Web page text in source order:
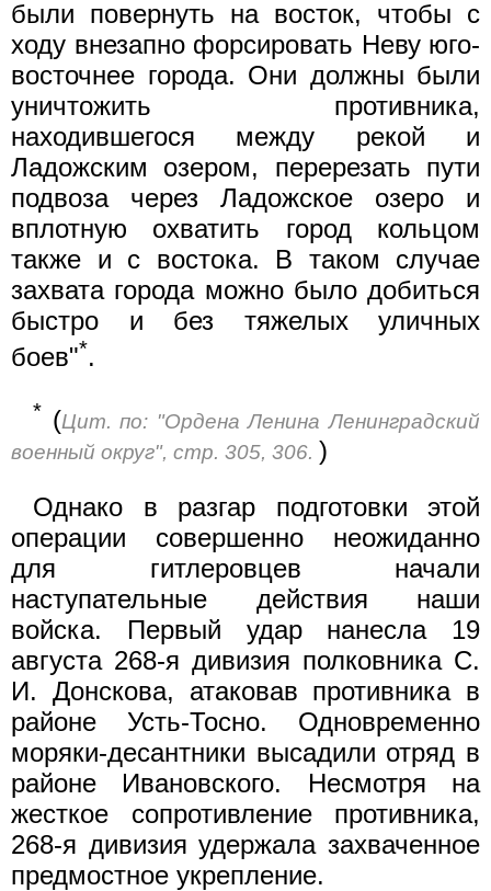
были повернуть на восток, чтобы с
ходу внезапно форсировать Неву юго-
восточнее города. Они должны были
уничтожить противника,
находившегося между рекой и
Ладожским озером, перерезать пути
подвоза через Ладожское озеро и
вплотную охватить город кольцом
также и с востока. В таком случае
захвата города можно было добиться
быстро и без тяжелых уличных
боев"*.
* (Цит. по: "Ордена Ленина Ленинградский
военный округ", стр. 305, 306. )
Однако в разгар подготовки этой
операции совершенно неожиданно
для гитлеровцев начали
наступательные действия наши
войска. Первый удар нанесла 19
августа 268-я дивизия полковника С.
И. Донскова, атаковав противника в
районе Усть-Тосно. Одновременно
моряки-десантники высадили отряд в
районе Ивановского. Несмотря на
жесткое сопротивление противника,
268-я дивизия удержала захваченное
предмостное укрепление.